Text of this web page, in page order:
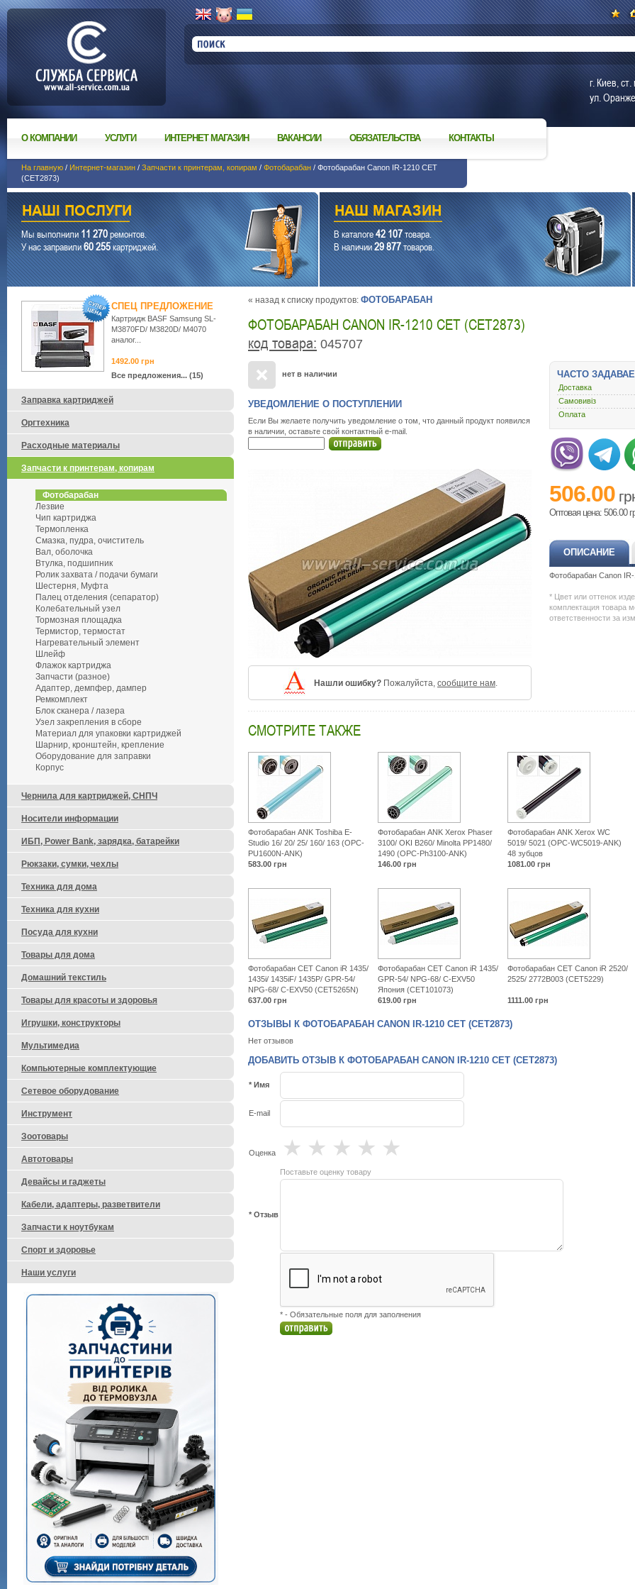
О КОМПАНИИ УСЛУГИ ИНТЕРНЕТ МАГАЗИН ВАКАНСИИ ОБЯЗАТЕЛЬСТВА КОНТАКТЫ
На главную / Интернет-магазин / Запчасти к принтерам, копирам / Фотобарабан / Фотобарабан Canon IR-1210 CET
(CET2873)
Мы выполнили11 270ремонтов.
У нас заправили60 255картриджей.
В каталоге42 107товара.
В наличии29 877товаров.
« назад к списку продуктов: ФОТОБАРАБАН
ФОТОБАРАБАН CANON IR-1210 CET (CET2873)
код товара: 045707
нет в наличии
УВЕДОМЛЕНИЕ О ПОСТУПЛЕНИИ
Если Вы желаете получить уведомление о том, что данный продукт появился
в наличии, оставьте свой контактный e-mail.
Нашли ошибку? Пожалуйста, сообщите нам.
ЧАСТО
Доставка
Самовивіз
Оплата
506.00
Оптовая цена: 506.00
ОПИСАНИЕ
Фотобарабан Canon
* Цвет или оттенок
комплектация товара
ответственности за
СМОТРИТЕ ТАКЖЕ
Фотобарабан ANK Toshiba E-
Studio 16/ 20/ 25/ 160/ 163 (OPC-
PU1600N-ANK)
Фотобарабан ANK Xerox Phaser
3100/ OKI B260/ Minolta PP1480/
1490 (OPC-Ph3100-ANK)
Фотобарабан ANK Xerox WC
5019/ 5021 (OPC-WC5019-ANK)
48 зубцов
583.00 грн 146.00 грн 1081.00 грн
Фотобарабан CET Canon iR 1435/
1435i/ 1435iF/ 1435P/ GPR-54/
NPG-68/ C-EXV50 (CET5265N)
Фотобарабан CET Canon iR 1435/
GPR-54/ NPG-68/ C-EXV50
Япония (CET101073)
Фотобарабан CET Canon iR 2520/
2525/ 2772B003 (CET5229)
637.00 грн 619.00 грн 1111.00 грн
ОТЗЫВЫ К ФОТОБАРАБАН CANON IR-1210 CET (CET2873)
Нет отзывов
ДОБАВИТЬ ОТЗЫВ К ФОТОБАРАБАН CANON IR-1210 CET (CET2873)
* Имя
E-mail
Оценка ★
★
★
★
★
Поставьте оценку товару
* Отзыв
* - Обязательные поля для заполнения
СПЕЦ ПРЕДЛОЖЕНИЕ
Картридж BASF Samsung SL-
M3870FD/ M3820D/ M4070
аналог...
1492.00 грн
Все предложения... (15)
Заправка картриджей
Оргтехника
Расходные материалы
Запчасти к принтерам, копирам
Фотобарабан
Лезвие
Чип картриджа
Термопленка
Смазка, пудра, очиститель
Вал, оболочка
Втулка, подшипник
Ролик захвата / подачи бумаги
Шестерня, Муфта
Палец отделения (сепаратор)
Колебательный узел
Тормозная площадка
Термистор, термостат
Нагревательный элемент
Шлейф
Флажок картриджа
Запчасти (разное)
Адаптер, демпфер, дампер
Ремкомплект
Блок сканера / лазера
Узел закрепления в сборе
Материал для упаковки картриджей
Шарнир, кронштейн, крепление
Оборудование для заправки
Корпус
Чернила для картриджей, СНПЧ
Носители информации
ИБП, Power Bank, зарядка, батарейки
Рюкзаки, сумки, чехлы
Техника для дома
Техника для кухни
Посуда для кухни
Товары для дома
Домашний текстиль
Товары для красоты и здоровья
Игрушки, конструкторы
Мультимедиа
Компьютерные комплектующие
Сетевое оборудование
Инструмент
Зоотовары
Автотовары
Девайсы и гаджеты
Кабели, адаптеры, разветвители
Запчасти к ноутбукам
Спорт и здоровье
Наши услуги
г. Киев,
ул.